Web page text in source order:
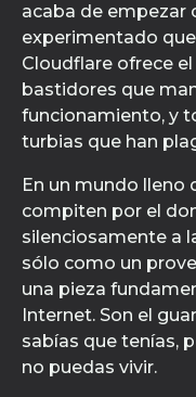
acaba de empezar
experimentado
Cloudflare ofrece
bastidores que
funcionamiento, y
turbias que han
En un mundo
compiten por el
silenciosamente a
sólo como un
una pieza
Internet. Son el
sabías que tenías,
no puedas vivir.